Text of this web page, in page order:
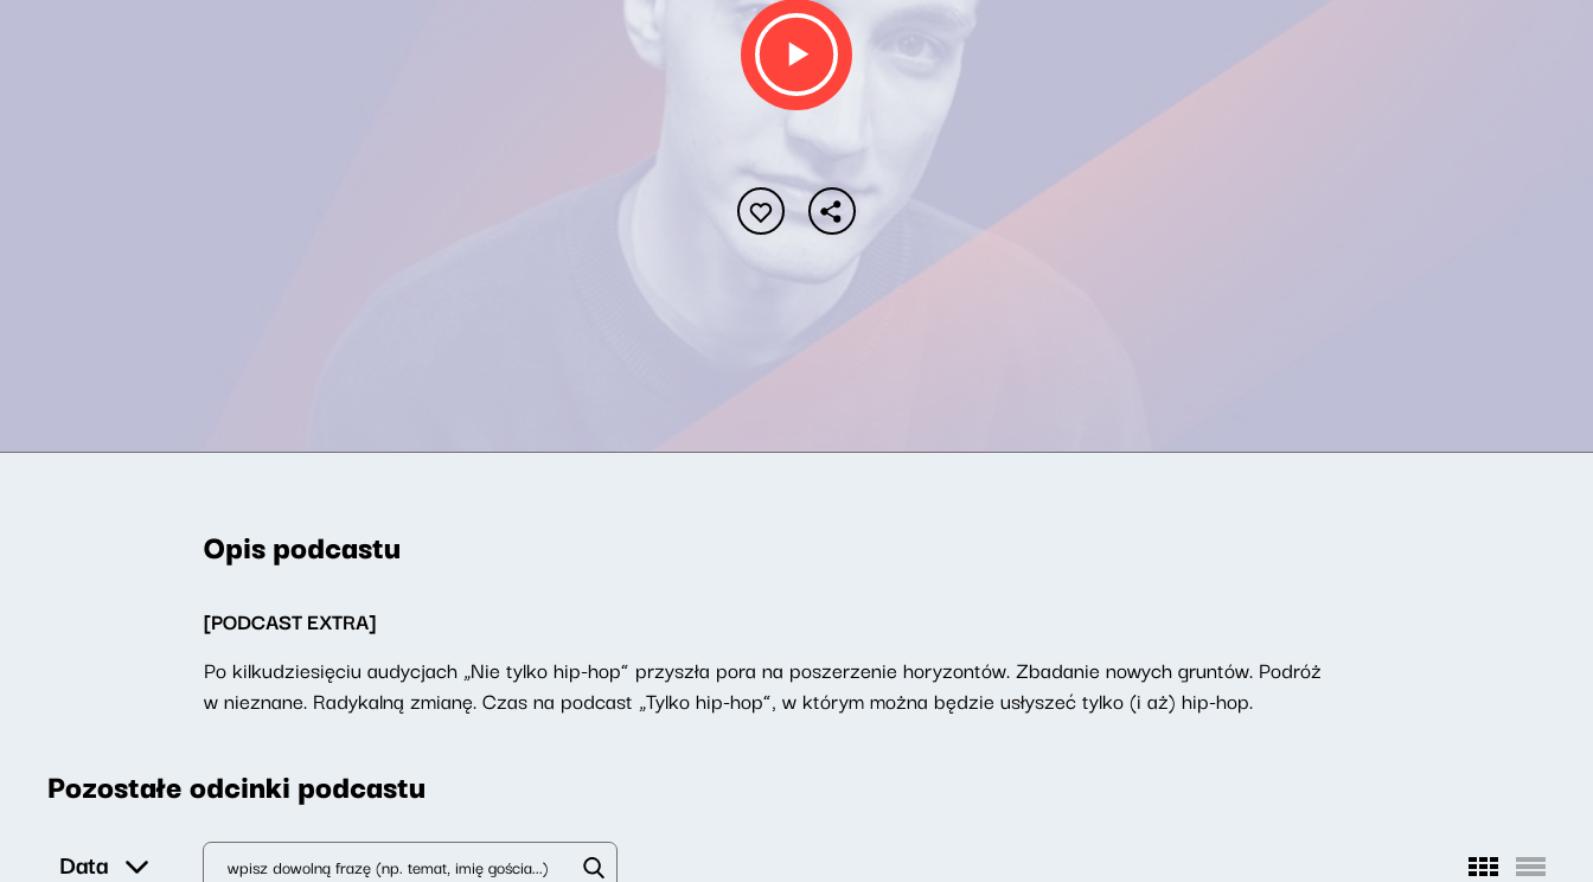
Opis podcastu
[PODCAST EXTRA]
Po kilkudziesięciu audycjach „Nie tylko hip-hop” przyszła pora na poszerzenie horyzontów. Zbadanie nowych gruntów. Podróż
w nieznane. Radykalną zmianę. Czas na podcast „Tylko hip-hop”, w którym można będzie usłyszeć tylko (i aż) hip-hop.
Pozostałe odcinki podcastu
Data